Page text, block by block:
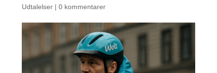
Udtalelser| 0 kommentarer